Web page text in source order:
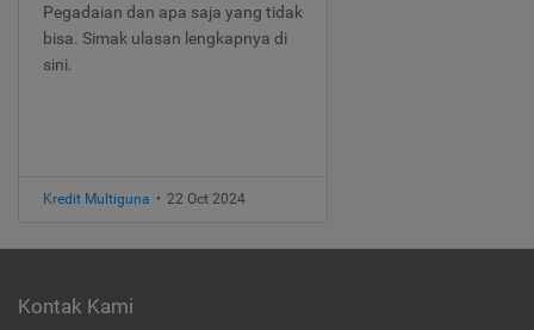
Pegadaian dan apa saja yang tidak
bisa. Simak ulasan lengkapnya di
sini.
Kredit Multiguna • 22 Oct 2024
Kontak Kami